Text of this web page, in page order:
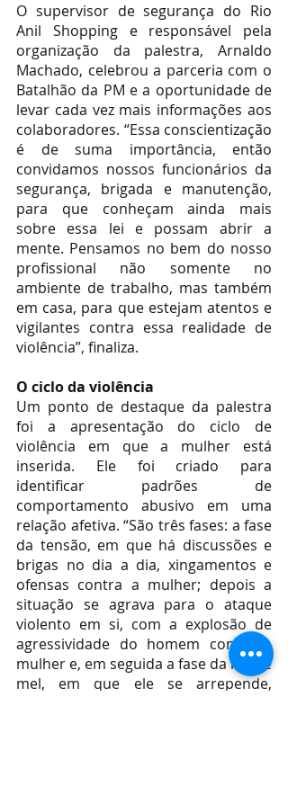
O supervisor de segurança do Rio
Anil Shopping e responsável pela
organização da palestra, Arnaldo
Machado, celebrou a parceria com o
Batalhão da PM e a oportunidade de
levar cada vez mais informações aos
colaboradores. “Essa conscientização
é de suma importância, então
convidamos nossos funcionários da
segurança, brigada e manutenção,
para que conheçam ainda mais
sobre essa lei e possam abrir a
mente. Pensamos no bem do nosso
profissional não somente no
ambiente de trabalho, mas também
em casa, para que estejam atentos e
vigilantes contra essa realidade de
violência”, finaliza.
O ciclo da violência
Um ponto de destaque da palestra
foi a apresentação do ciclo de
violência em que a mulher está
inserida. Ele foi criado para
identificar padrões de
comportamento abusivo em uma
relação afetiva. “São três fases: a fase
da tensão, em que há discussões e
brigas no dia a dia, xingamentos e
ofensas contra a mulher; depois a
situação se agrava para o ataque
violento em si, com a explosão de
agressividade do homem contra a
mulher e, em seguida a fase da lua de
mel, em que ele se arrepende,